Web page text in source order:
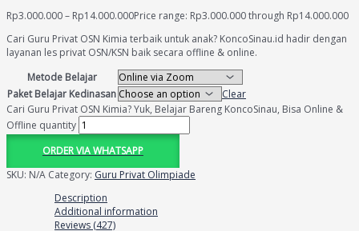
Rp3.000.000– Rp14.000.000Price range: Rp3.000.000 through Rp14.000.000
Cari Guru Privat OSN Kimia terbaik untuk anak? KoncoSinau.id hadir dengan
layanan les privat OSN/KSN baik secara offline & online.
Metode Belajar
Paket Belajar Kedinasan
Clear
Cari Guru Privat OSN Kimia? Yuk, Belajar Bareng KoncoSinau, Bisa Online &
Offline quantity
ORDER VIA WHATSAPP
SKU: N/A Category: Guru Privat Olimpiade
Description
Additional information
Reviews (427)